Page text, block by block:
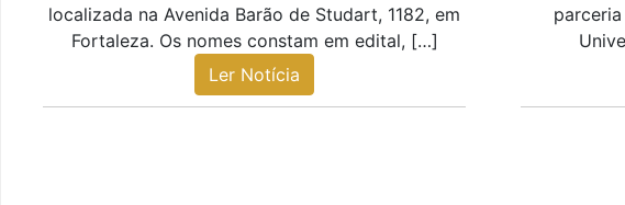
localizada na Avenida Barão de Studart, 1182, em
Fortaleza. Os nomes constam em edital, […]
Ler Notícia